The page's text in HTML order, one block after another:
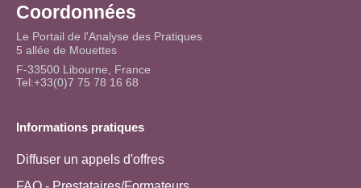
Coordonnées
Le Portail de l'Analyse des Pratiques
5 allée de Mouettes
F-33500 Libourne, France
Tel:+33(0)7 75 78 16 68
Informations pratiques
Diffuser un appels d'offres